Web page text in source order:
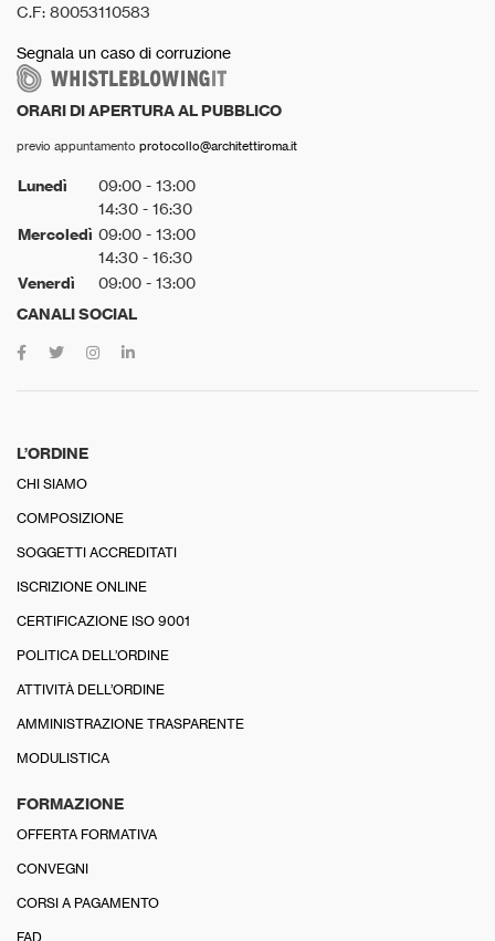
C.F: 80053110583
Segnala un caso di corruzione
ORARI DI APERTURA AL PUBBLICO
previo appuntamento protocollo@architettiroma.it
Lunedì
09:00 - 13:00
14:30 - 16:30
Mercoledì 09:00 - 13:00
14:30 - 16:30
Venerdì 09:00 - 13:00
CANALI SOCIAL
L’ORDINE
CHI SIAMO
COMPOSIZIONE
SOGGETTI ACCREDITATI
ISCRIZIONE ONLINE
CERTIFICAZIONE ISO 9001
POLITICA DELL’ORDINE
ATTIVITÀ DELL’ORDINE
AMMINISTRAZIONE TRASPARENTE
MODULISTICA
FORMAZIONE
OFFERTA FORMATIVA
CONVEGNI
CORSI A PAGAMENTO
FAD